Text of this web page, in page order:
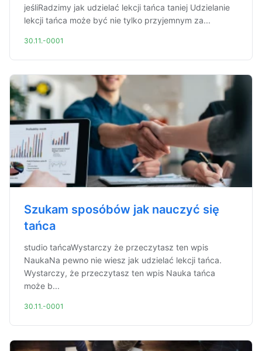
jeśliRadzimy jak udzielać lekcji tańca taniej Udzielanie
lekcji tańca może być nie tylko przyjemnym za...
30.11.-0001
Szukam sposóbów jak nauczyć się
tańca
studio tańcaWystarczy że przeczytasz ten wpis
NaukaNa pewno nie wiesz jak udzielać lekcji tańca.
Wystarczy, że przeczytasz ten wpis Nauka tańca
może b...
30.11.-0001